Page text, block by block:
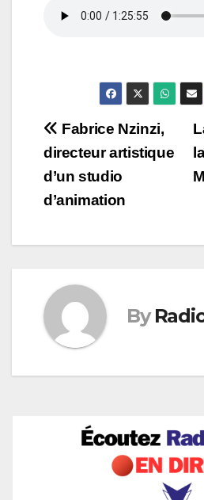
Navigation
de
l’article
Fabrice Nzinzi,
directeur artistique
d’un studio
d’animation
By